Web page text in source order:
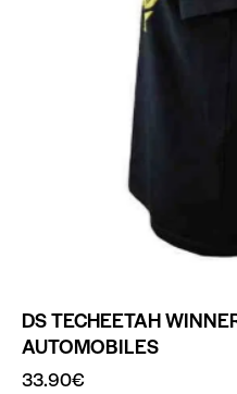
DS TECHEETAH
AUTOMOBILES
33.90€